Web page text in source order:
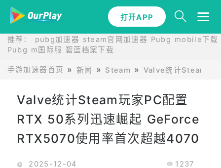
打开APP
推荐： pubg加速器 steam官网加速器 Pubg mobile下载
Pubg m国际服 碧蓝档案下载
手游加速器首页 新闻 Steam Valve统计Steam玩
Valve统计Steam玩家PC配置
RTX 50系列迅速崛起 GeForce
RTX5070使用率首次超越4070
2025-12-04
1237